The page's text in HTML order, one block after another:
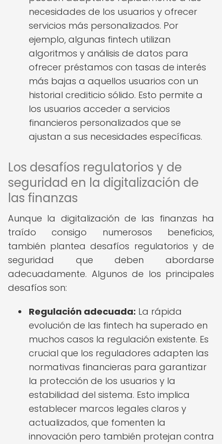
necesidades de los usuarios y ofrecer
servicios más personalizados. Por
ejemplo, algunas fintech utilizan
algoritmos y análisis de datos para
ofrecer préstamos con tasas de interés
más bajas a aquellos usuarios con un
historial crediticio sólido. Esto permite a
los usuarios acceder a servicios
financieros personalizados que se
ajustan a sus necesidades específicas.
Los desafíos regulatorios y de
seguridad en la digitalización de
las finanzas
Aunque la digitalización de las finanzas ha
traído consigo numerosos beneficios,
también plantea desafíos regulatorios y de
seguridad que deben abordarse
adecuadamente. Algunos de los principales
desafíos son:
Regulación adecuada: La rápida
evolución de las fintech ha superado en
muchos casos la regulación existente. Es
crucial que los reguladores adapten las
normativas financieras para garantizar
la protección de los usuarios y la
estabilidad del sistema. Esto implica
establecer marcos legales claros y
actualizados, que fomenten la
innovación pero también protejan contra